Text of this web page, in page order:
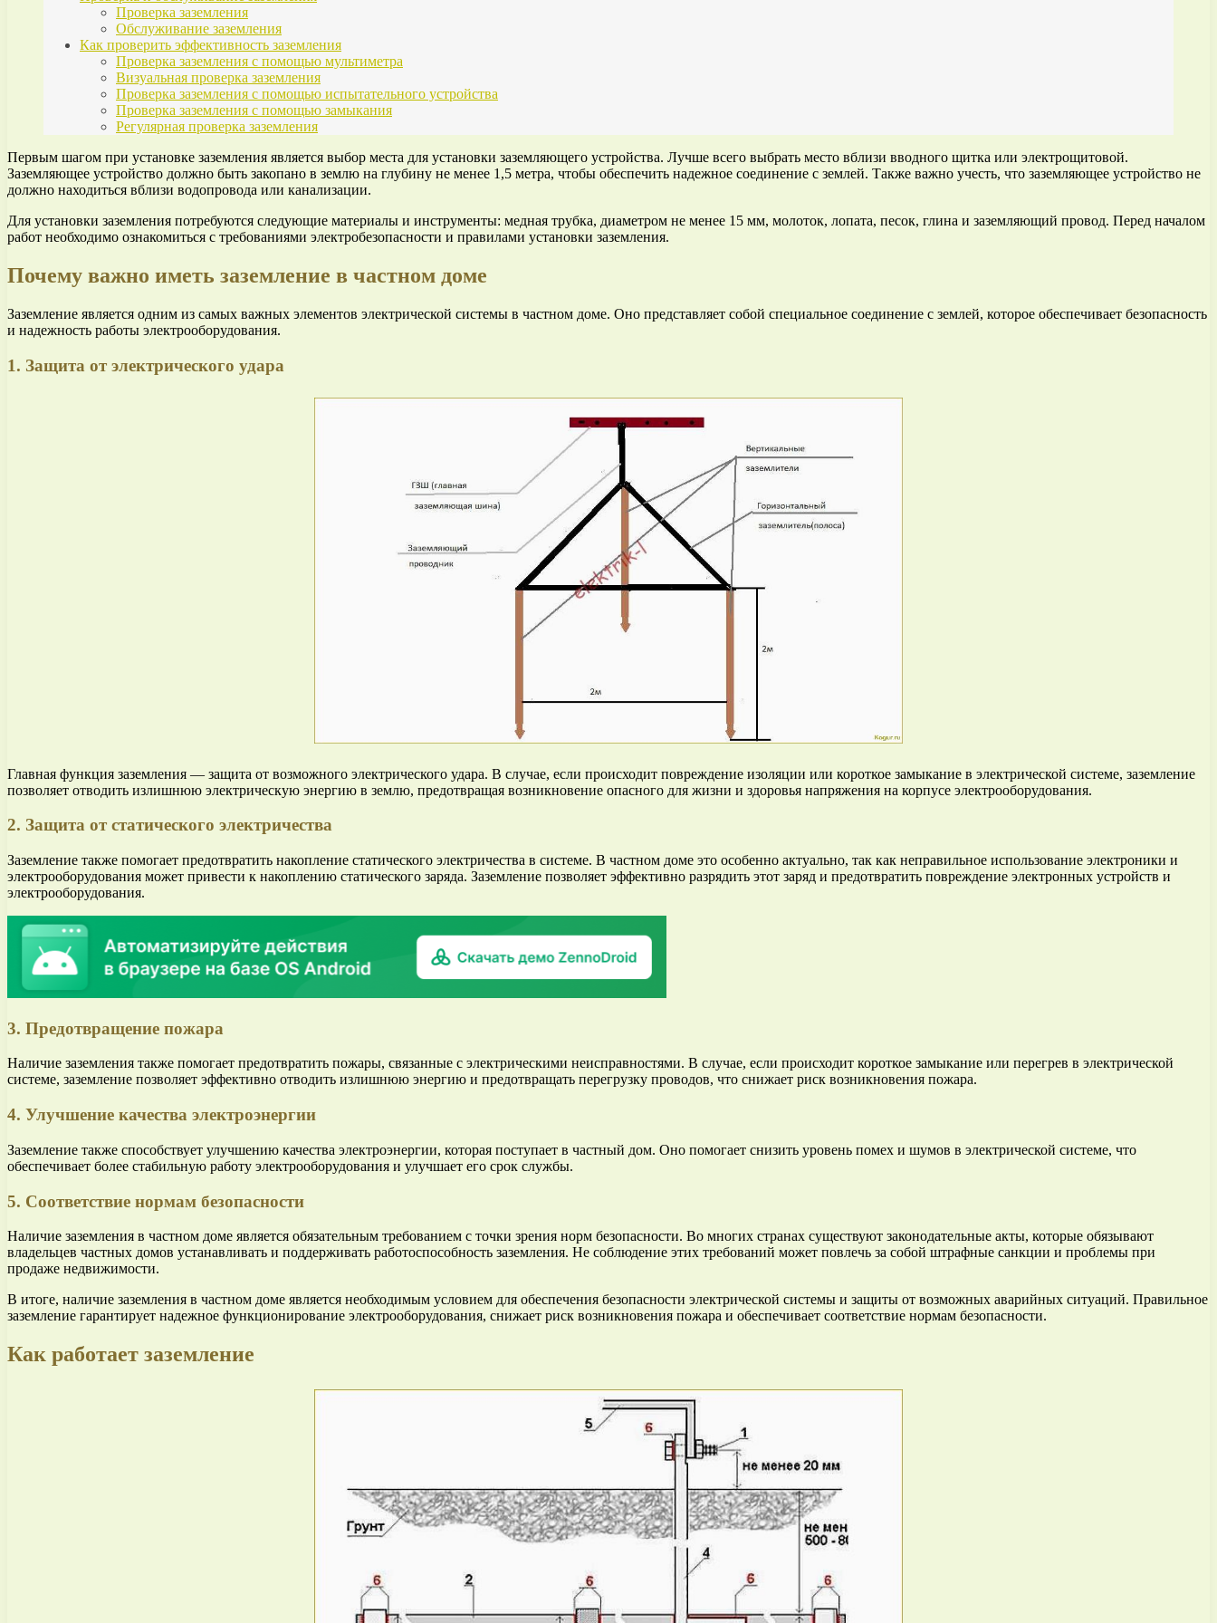
Проверка заземления
Обслуживание заземления
Как проверить эффективность заземления
Проверка заземления с помощью мультиметра
Визуальная проверка заземления
Проверка заземления с помощью испытательного устройства
Проверка заземления с помощью замыкания
Регулярная проверка заземления
Первым шагом при установке заземления является выбор места для установки заземляющего устройства. Лучше всего выбрать место вблизи вводного щитка или электрощитовой.
Заземляющее устройство должно быть закопано в землю на глубину не менее 1,5 метра, чтобы обеспечить надежное соединение с землей. Также важно учесть, что заземляющее устройство не
должно находиться вблизи водопровода или канализации.
Для установки заземления потребуются следующие материалы и инструменты: медная трубка, диаметром не менее 15 мм, молоток, лопата, песок, глина и заземляющий провод. Перед началом
работ необходимо ознакомиться с требованиями электробезопасности и правилами установки заземления.
Почему важно иметь заземление в частном доме
Заземление является одним из самых важных элементов электрической системы в частном доме. Оно представляет собой специальное соединение с землей, которое обеспечивает безопасность
и надежность работы электрооборудования.
1. Защита от электрического удара
Главная функция заземления — защита от возможного электрического удара. В случае, если происходит повреждение изоляции или короткое замыкание в электрической системе, заземление
позволяет отводить излишнюю электрическую энергию в землю, предотвращая возникновение опасного для жизни и здоровья напряжения на корпусе электрооборудования.
2. Защита от статического электричества
Заземление также помогает предотвратить накопление статического электричества в системе. В частном доме это особенно актуально, так как неправильное использование электроники и
электрооборудования может привести к накоплению статического заряда. Заземление позволяет эффективно разрядить этот заряд и предотвратить повреждение электронных устройств и
электрооборудования.
3. Предотвращение пожара
Наличие заземления также помогает предотвратить пожары, связанные с электрическими неисправностями. В случае, если происходит короткое замыкание или перегрев в электрической
системе, заземление позволяет эффективно отводить излишнюю энергию и предотвращать перегрузку проводов, что снижает риск возникновения пожара.
4. Улучшение качества электроэнергии
Заземление также способствует улучшению качества электроэнергии, которая поступает в частный дом. Оно помогает снизить уровень помех и шумов в электрической системе, что
обеспечивает более стабильную работу электрооборудования и улучшает его срок службы.
5. Соответствие нормам безопасности
Наличие заземления в частном доме является обязательным требованием с точки зрения норм безопасности. Во многих странах существуют законодательные акты, которые обязывают
владельцев частных домов устанавливать и поддерживать работоспособность заземления. Не соблюдение этих требований может повлечь за собой штрафные санкции и проблемы при
продаже недвижимости.
В итоге, наличие заземления в частном доме является необходимым условием для обеспечения безопасности электрической системы и защиты от возможных аварийных ситуаций. Правильное
заземление гарантирует надежное функционирование электрооборудования, снижает риск возникновения пожара и обеспечивает соответствие нормам безопасности.
Как работает заземление